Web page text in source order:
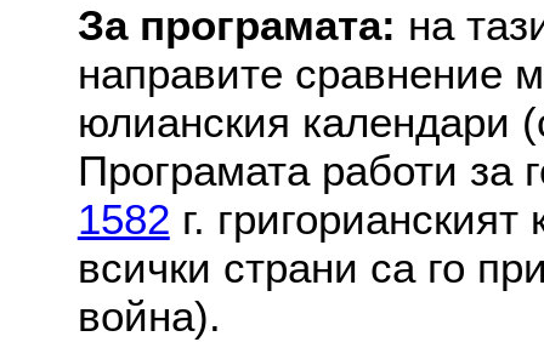
За програмата: на
направите сравнение
юлианския календари
Програмата работи за
1582 г.
всички страни са го
война).